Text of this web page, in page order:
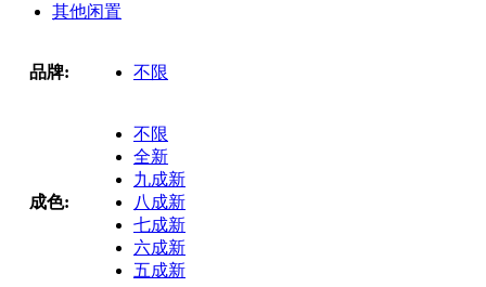
其他闲置
品牌: 不限
成色:
不限
全新
九成新
八成新
七成新
六成新
五成新